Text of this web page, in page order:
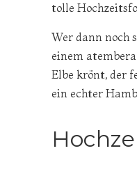
tolle
Wer dann noch
einem
Elbe krönt, der
ein echter